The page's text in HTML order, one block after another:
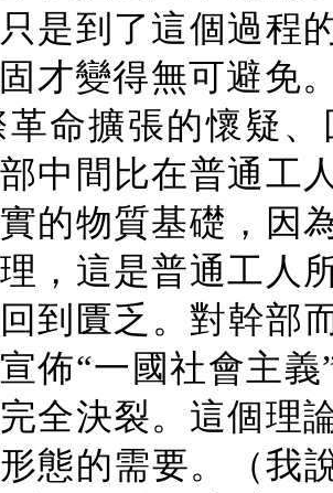
是到了這個過程
才變得無可避免
革命擴張的懷疑
中間比在普通工
的物質基礎，因
，這是普通工人
到匱乏。對幹部
佈“一國社會主
全決裂。這個理
的需要。（我